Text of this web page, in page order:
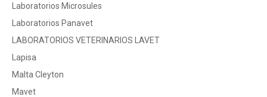
Laboratorios Microsules
Laboratorios Panavet
LABORATORIOS VETERINARIOS LAVET
Lapisa
Malta Cleyton
Mavet